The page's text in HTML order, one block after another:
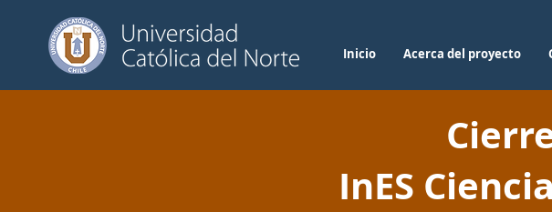
Inicio Acerca del proyecto
InES